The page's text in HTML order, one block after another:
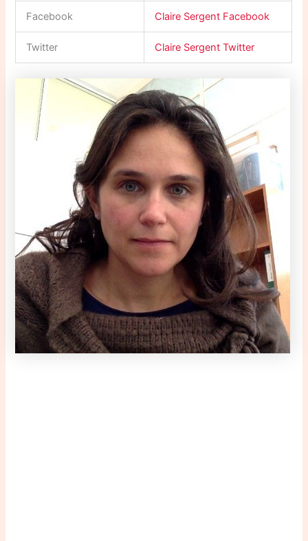
Facebook Claire Sergent Facebook
Twitter Claire Sergent Twitter